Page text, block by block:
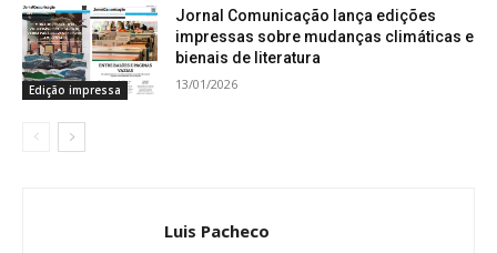
Edição impressa
Jornal Comunicação lança edições
impressas sobre mudanças climáticas e
bienais de literatura
13/01/2026
Luis Pacheco